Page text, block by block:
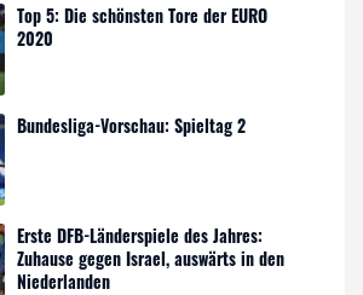
Top 5: Die schönsten Tore der EURO
2020
Bundesliga-Vorschau: Spieltag 2
Erste DFB-Länderspiele des Jahres:
Zuhause gegen Israel, auswärts in den
Niederlanden